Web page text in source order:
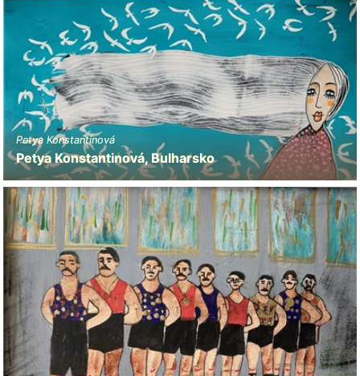
Petya Konstantinová
Petya Konstantinová, Bulharsko